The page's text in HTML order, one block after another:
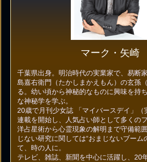
マーク・矢崎
千葉県出身。明治時代の実業家で、易断
島嘉右衛門（たかしまかえもん）の玄孫
る。幼い頃から神秘的なものに興味を持
な神秘学を学ぶ。
20歳で月刊少女誌 「マイバースデイ」（
連載を開始し、人気占い師として多くの
洋占星術から心霊現象の解明まで守備範
じない研究に関しては“おまじないブーム
て、時の人に。
テレビ、雑誌、新聞を中心に活躍し、20